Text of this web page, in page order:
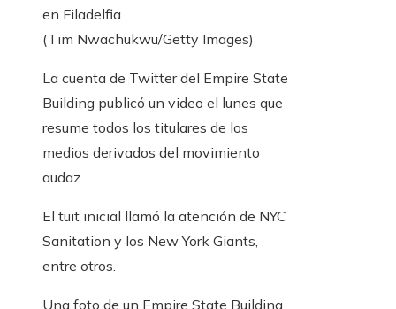
en Filadelfia.
(Tim Nwachukwu/Getty Images)
La cuenta de Twitter del Empire State
Building publicó un video el lunes que
resume todos los titulares de los
medios derivados del movimiento
audaz.
El tuit inicial llamó la atención de NYC
Sanitation y los New York Giants,
entre otros.
Una foto de un Empire State Building